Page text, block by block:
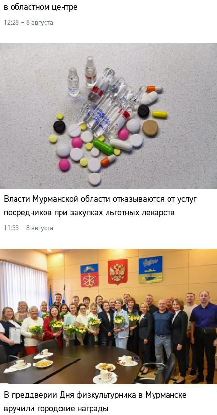
в областном центре
12:28 – 8 августа
Власти Мурманской области отказываются от услуг
посредников при закупках льготных лекарств
11:33 – 8 августа
В преддверии Дня физкультурника в Мурманске
вручили городские награды